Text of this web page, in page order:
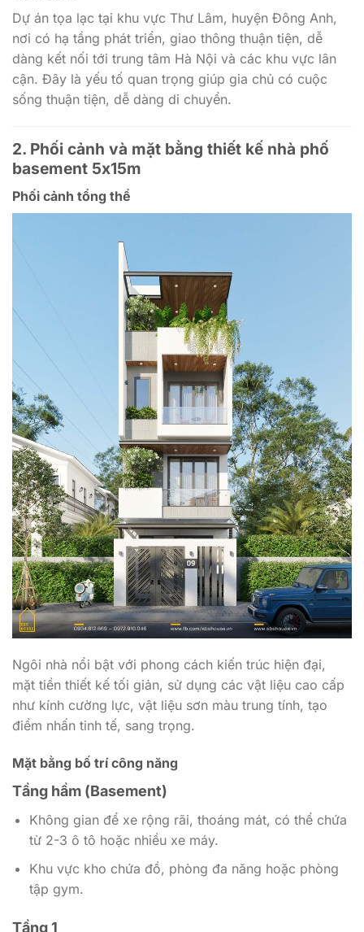
Dự án tọa lạc tại khu vực Thư Lâm, huyện Đông Anh,
nơi có hạ tầng phát triển, giao thông thuận tiện, dễ
dàng kết nối tới trung tâm Hà Nội và các khu vực lân
cận. Đây là yếu tố quan trọng giúp gia chủ có cuộc
sống thuận tiện, dễ dàng di chuyển.
2. Phối cảnh và mặt bằng thiết kế nhà phố
basement 5x15m
Phối cảnh tổng thể
Ngôi nhà nổi bật với phong cách kiến trúc hiện đại,
mặt tiền thiết kế tối giản, sử dụng các vật liệu cao cấp
như kính cường lực, vật liệu sơn màu trung tính, tạo
điểm nhấn tinh tế, sang trọng.
Mặt bằng bố trí công năng
Tầng hầm (Basement)
Không gian để xe rộng rãi, thoáng mát, có thể chứa
từ 2-3 ô tô hoặc nhiều xe máy.
Khu vực kho chứa đồ, phòng đa năng hoặc phòng
tập gym.
Tầng 1